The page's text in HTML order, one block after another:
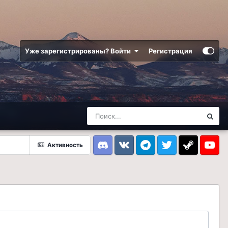
Уже зарегистрированы? Войти Регистрация
Активность
DiscordVK TelegramTwitter Steam